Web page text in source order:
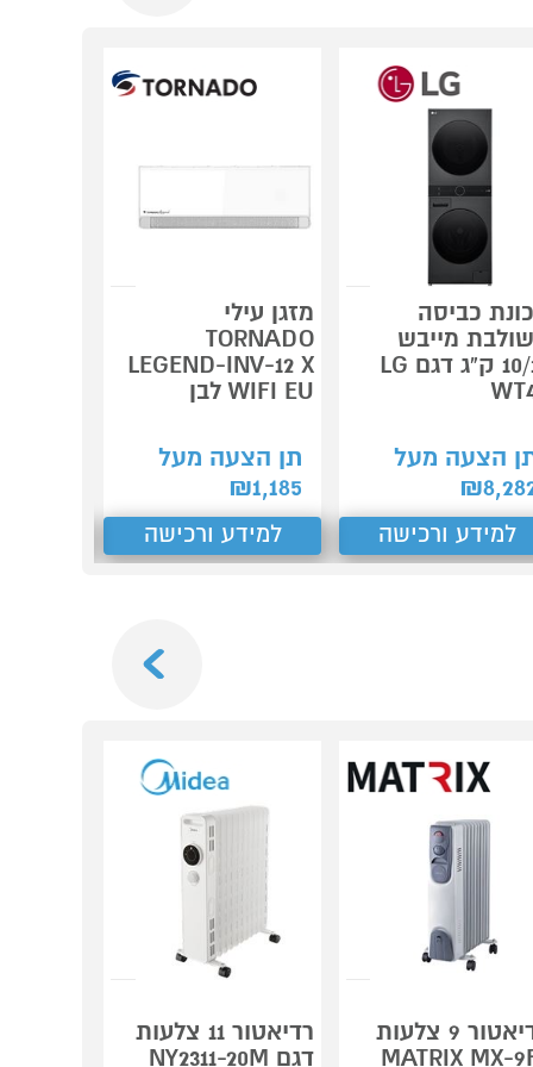
כביסה
מייבש
10/12 ק"ג דגם LG
הצעה מעל
₪
למידע ורכישה
מזגן עילי
TORNADO
LEGEND-INV-12 X
WIFI EU לבן
תן הצעה מעל
1,185
₪
למידע ורכישה
רדיאטור 9 צלעות
MATRIX MX-
רדיאטור 11 צלעות
דגם NY2311-20M